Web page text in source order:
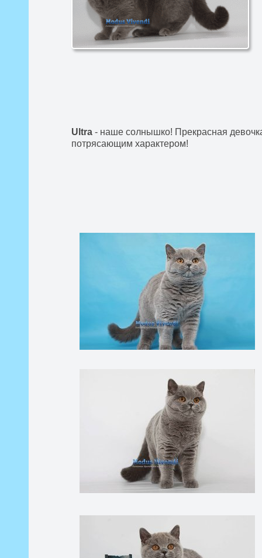
Ultra - наше солнышко! Прекрасная
потрясающим характером!